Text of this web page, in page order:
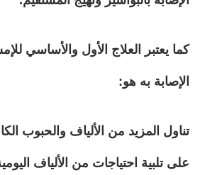
كما يعتبر العلاج الأول والأساسي
الإصابة به هو:
تناول المزيد من الألياف والحبوب
على تلبية احتياجات من الألياف